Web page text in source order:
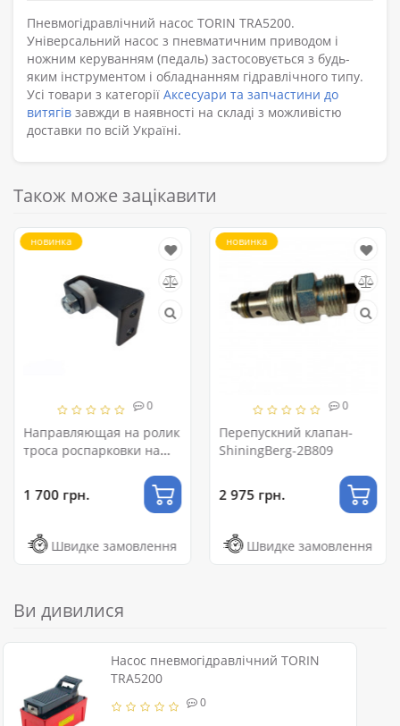
Пневмогідравлічний насос TORIN TRA5200.
Універсальний насос з пневматичним приводом і
ножним керуванням (педаль) застосовується з будь-
яким інструментом і обладнанням гідравлічного типу.
Усі товари з категорії Аксесуари та запчастини до
витягів завжди в наявності на складі з можливістю
доставки по всій Україні.
Також може зацікавити
новинка
0
Направляющая на ролик
троса роспарковки на
1 700 грн.
Швидке замовлення
новинка
0
Перепускний клапан-
ShiningBerg-2В809
2 975 грн.
Швидке замовлення
Ви дивилися
Насос пневмогідравлічний TORIN
TRA5200
0